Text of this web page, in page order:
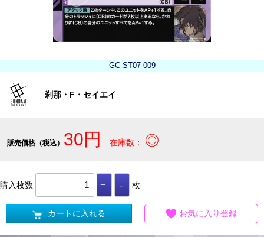
GC-ST07-009
刹那・F・セイエイ
販売価格（税込） 30円 在庫数： ◎
購入枚数 枚
カートに入れる お気に入り登録